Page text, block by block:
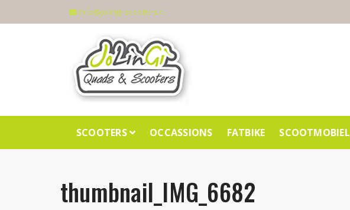
info@jolingi-scooters.nl
SCOOTERS OCCASSIONS FATBIKE SCOOTMOBIEL
thumbnail_IMG_6682